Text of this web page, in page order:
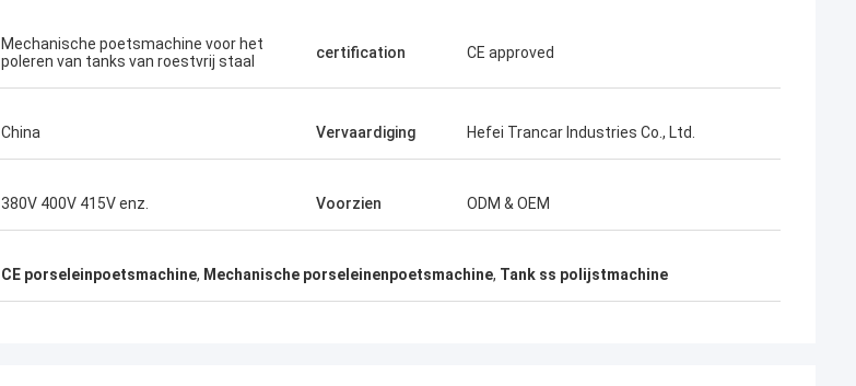
Mechanische poetsmachine voor het
poleren van tanks van roestvrij staal
certification CE approved
China Vervaardiging Hefei Trancar Industries Co., Ltd.
380V 400V 415V enz. Voorzien ODM & OEM
CE porseleinpoetsmachine, Mechanische porseleinenpoetsmachine, Tank ss polijstmachine